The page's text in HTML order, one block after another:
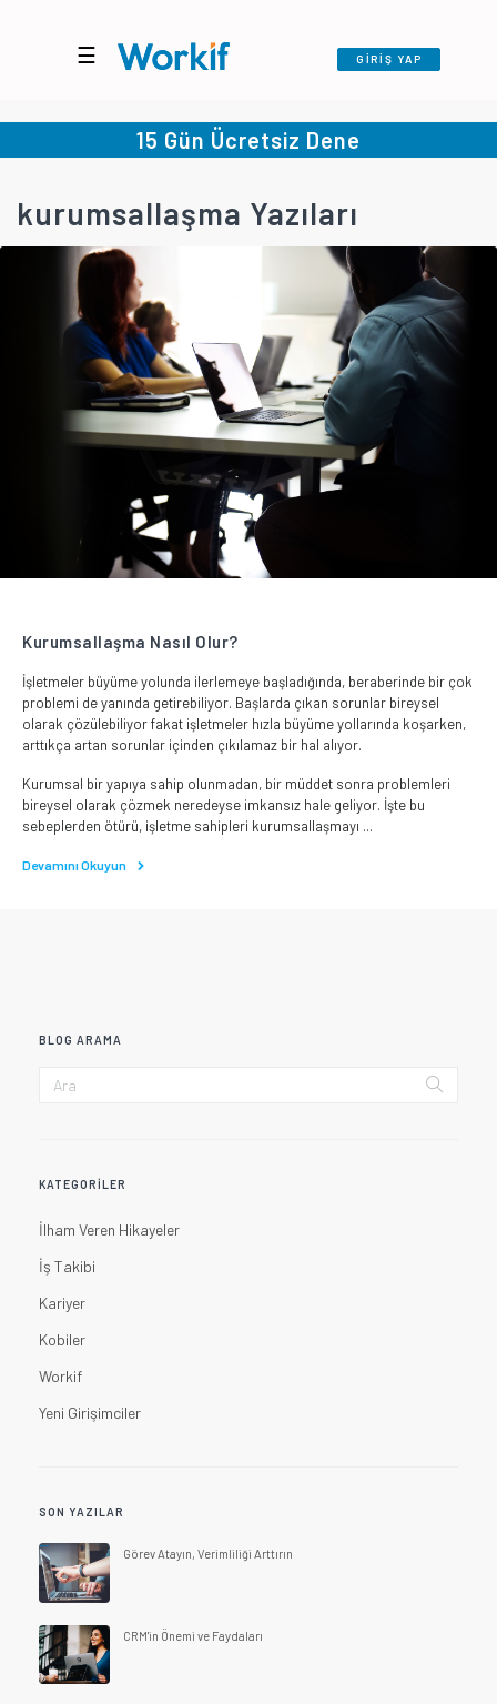
☰ GİRİŞ YAP
15 Gün Ücretsiz Dene
kurumsallaşma Yazıları
Kurumsallaşma Nasıl Olur?
İşletmeler büyüme yolunda ilerlemeye başladığında, beraberinde bir çok
problemi de yanında getirebiliyor. Başlarda çıkan sorunlar bireysel
olarak çözülebiliyor fakat işletmeler hızla büyüme yollarında koşarken,
arttıkça artan sorunlar içinden çıkılamaz bir hal alıyor.
Kurumsal bir yapıya sahip olunmadan, bir müddet sonra problemleri
bireysel olarak çözmek neredeyse imkansız hale geliyor. İşte bu
sebeplerden ötürü, işletme sahipleri kurumsallaşmayı ...
Devamını Okuyun
BLOG ARAMA
KATEGORILER
İlham Veren Hikayeler
İş Takibi
Kariyer
Kobiler
Workif
Yeni Girişimciler
SON YAZILAR
Görev Atayın, Verimliliği Arttırın
CRM'in Önemi ve Faydaları